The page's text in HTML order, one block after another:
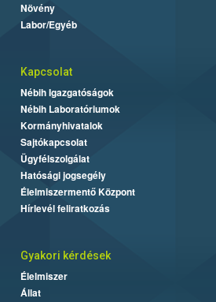
Növény
Labor/Egyéb
Kapcsolat
Nébih Igazgatóságok
Nébih Laboratóriumok
Kormányhivatalok
Sajtókapcsolat
Ügyfélszolgálat
Hatósági jogsegély
Élelmiszermentő Központ
Hírlevél feliratkozás
Gyakori kérdések
Élelmiszer
Állat